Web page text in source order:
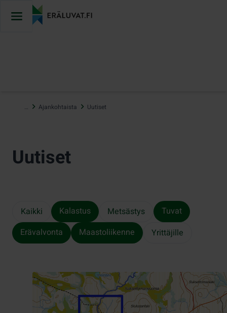
sisältöön
… Ajankohtaista Uutiset
Uutiset
Kaikki Kalastus Metsästys
Tuvat
Erävalvonta
Maastoliikenne Yrittäjille